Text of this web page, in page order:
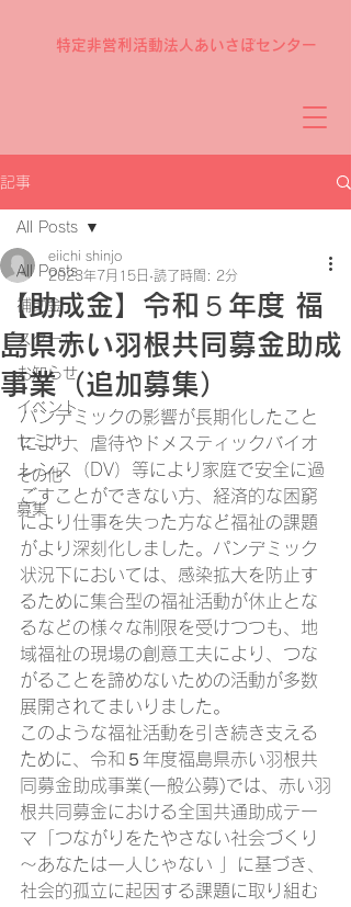
特定非営利活動法人あいさぽセンター
記事
All Posts
補助金
スクール
お知らせ
イベント
セミナー
その他
募集
All Posts
【助成金】令和５年度 福
島県赤い羽根共同募金助成
事業（追加募集）
eiichi shinjo
2023年7月15日 読了時間: 2分
パンデミックの影響が長期化したこと
により、虐待やドメスティックバイオ
レンス（DV）等により家庭で安全に過
ごすことができない方、経済的な困窮
により仕事を失った方など福祉の課題
がより深刻化しました。パンデミック
状況下においては、感染拡大を防止す
るために集合型の福祉活動が休止とな
るなどの様々な制限を受けつつも、地
域福祉の現場の創意工夫により、つな
がることを諦めないための活動が多数
展開されてまいりました。
このような福祉活動を引き続き支える
ために、令和５年度福島県赤い羽根共
同募金助成事業(一般公募)では、赤い羽
根共同募金における全国共通助成テー
マ「つながりをたやさない社会づくり
～あなたは一人じゃない 」に基づき、
社会的孤立に起因する課題に取り組む